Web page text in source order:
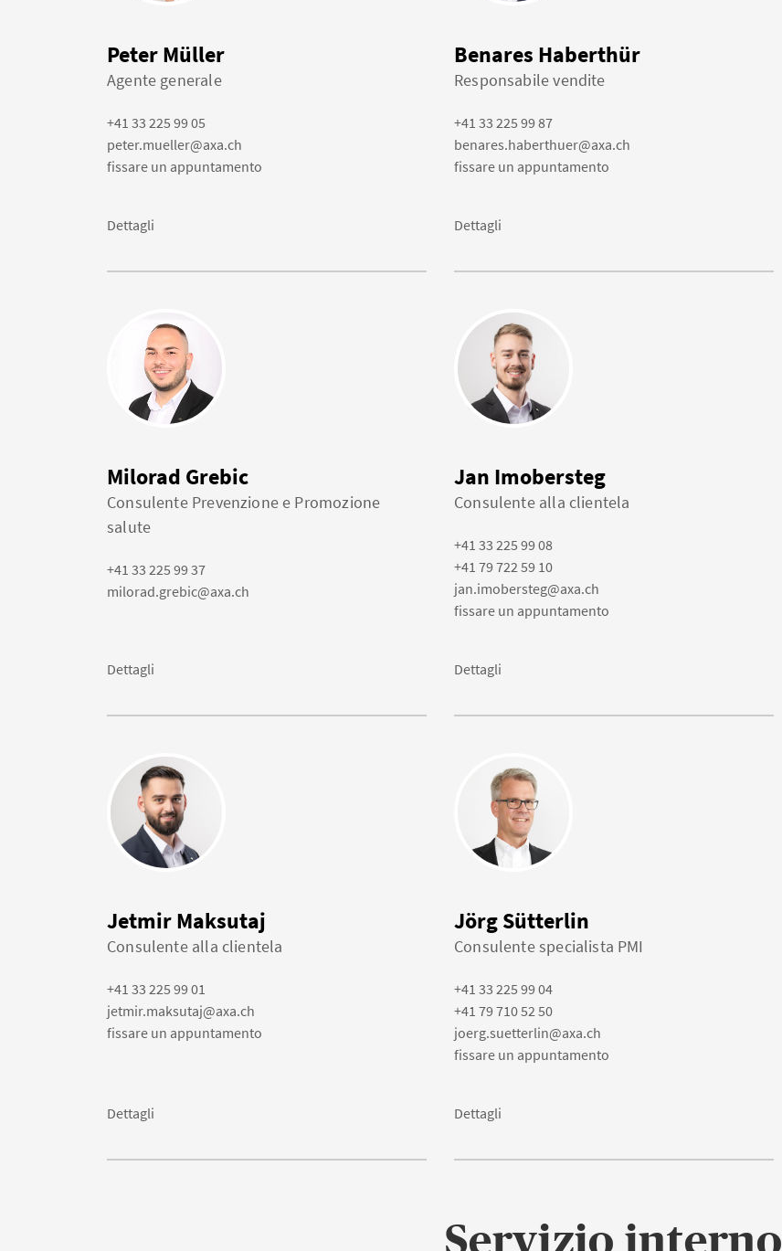
Peter Müller
Agente generale
+41 33 225 99 05
peter.mueller@axa.ch
fissare un appuntamento
Dettagli
Benares Haberthür
Responsabile vendite
+41 33 225 99 87
benares.haberthuer@axa.ch
fissare un appuntamento
Dettagli
Milorad Grebic
Consulente Prevenzione e Promozione
salute
+41 33 225 99 37
milorad.grebic@axa.ch
Dettagli
Jan Imobersteg
Consulente alla clientela
+41 33 225 99 08
+41 79 722 59 10
jan.imobersteg@axa.ch
fissare un appuntamento
Dettagli
Jetmir Maksutaj
Consulente alla clientela
+41 33 225 99 01
jetmir.maksutaj@axa.ch
fissare un appuntamento
Dettagli
Jörg Sütterlin
Consulente specialista PMI
+41 33 225 99 04
+41 79 710 52 50
joerg.suetterlin@axa.ch
fissare un appuntamento
Dettagli
Servizio interno